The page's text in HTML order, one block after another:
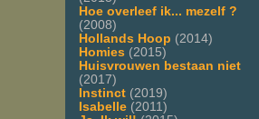
Hoe overleef ik... mezelf ?
(2008)
Hollands Hoop (2014)
Homies (2015)
Huisvrouwen bestaan niet
(2017)
Instinct (2019)
Isabelle (2011)